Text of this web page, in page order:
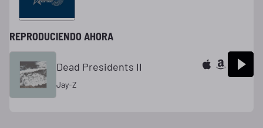
REPRODUCIENDO AHORA
Dead Presidents II
Jay-Z